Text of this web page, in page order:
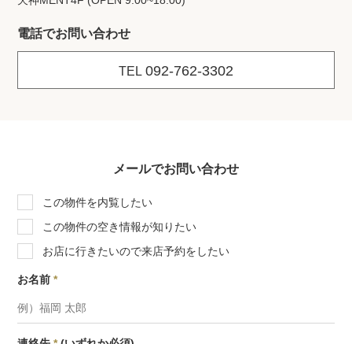
電話でお問い合わせ
TEL 092-762-3302
メールでお問い合わせ
この物件を内覧したい
この物件の空き情報が知りたい
お店に行きたいので来店予約をしたい
お名前*